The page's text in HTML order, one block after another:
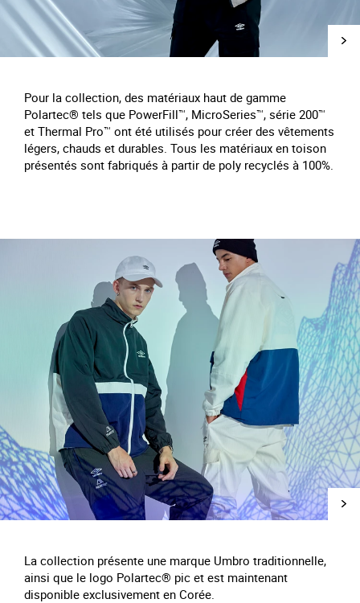
Pour la collection, des matériaux haut de gamme
Polartec® tels que PowerFill™, MicroSeries™, série 200™
et Thermal Pro™ ont été utilisés pour créer des vêtements
légers, chauds et durables. Tous les matériaux en toison
présentés sont fabriqués à partir de poly recyclés à 100%.
La collection présente une marque Umbro traditionnelle,
ainsi que le logo Polartec® pic et est maintenant
disponible exclusivement en Corée.